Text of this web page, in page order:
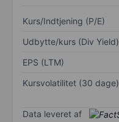
Kurs/Indtjening (P/E)
Udbytte/kurs (Div Yield)
EPS (LTM)
Kursvolatilitet (30 dage)
Data leveret af